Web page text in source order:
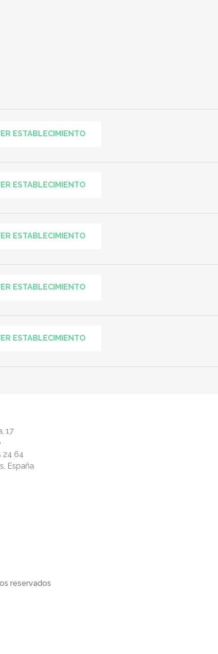
ESTABLECIMIENTO
ESTABLECIMIENTO
ESTABLECIMIENTO
ESTABLECIMIENTO
ESTABLECIMIENTO
17
24 64
España
reservados